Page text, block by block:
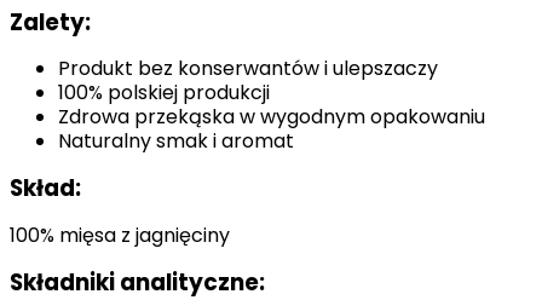
Zalety:
Produkt bez konserwantów i ulepszaczy
100% polskiej produkcji
Zdrowa przekąska w wygodnym opakowaniu
Naturalny smak i aromat
Skład:
100% mięsa z jagnięciny
Składniki analityczne: